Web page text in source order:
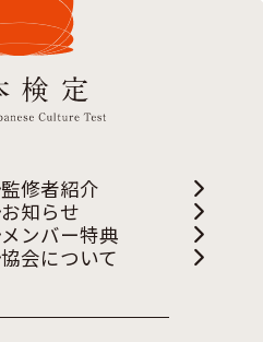
監修者紹介
お知らせ
メンバー特典
協会について